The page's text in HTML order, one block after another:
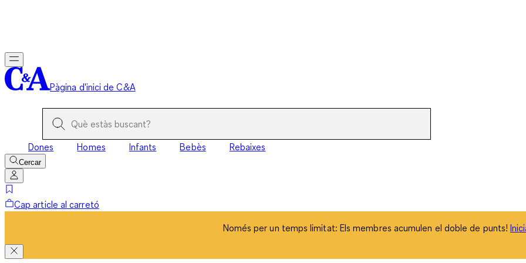
Pàgina d'inici de C&A
Dones Homes Infants Bebès Rebaixes
Cercar
Cap article al carretó
Només per un temps limitat: Els membres acumulen el doble de punts!